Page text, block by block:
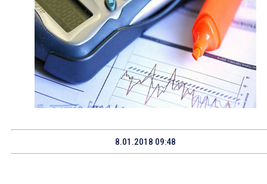
8.01.2018 09:48